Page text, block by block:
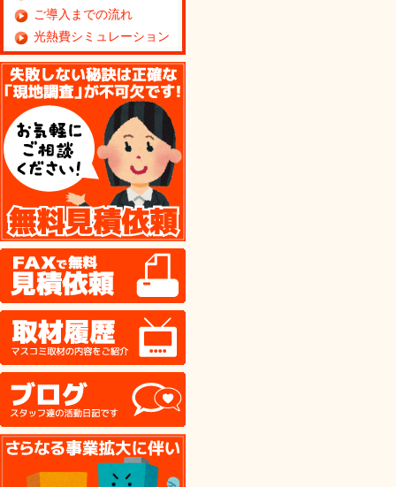
ご導入までの流れ
光熱費シミュレーション